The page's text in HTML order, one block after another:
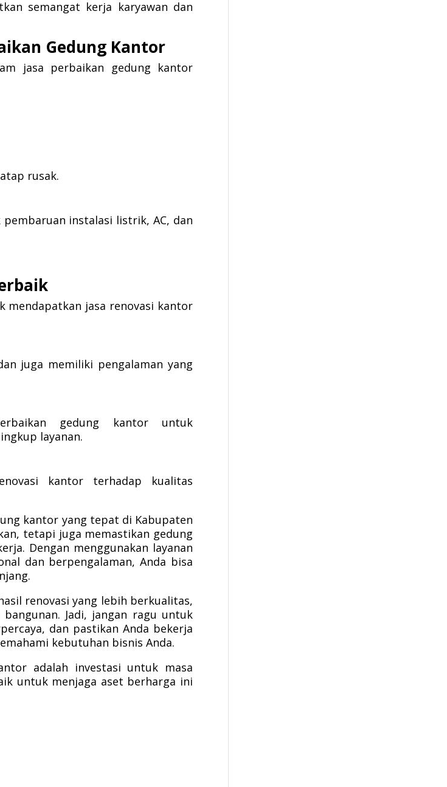
semangat kerja karyawan dan
Gedung Kantor
jasa perbaikan gedung kantor
rusak.
instalasi listrik, AC, dan
jasa renovasi kantor
juga memiliki pengalaman yang
gedung kantor untuk
layanan.
kantor terhadap kualitas
kantor yang tepat di Kabupaten
tetapi juga memastikan gedung
Dengan menggunakan layanan
dan berpengalaman, Anda bisa
renovasi yang lebih berkualitas,
Jadi, jangan ragu untuk
dan pastikan Anda bekerja
kebutuhan bisnis Anda.
adalah investasi untuk masa
untuk menjaga aset berharga ini